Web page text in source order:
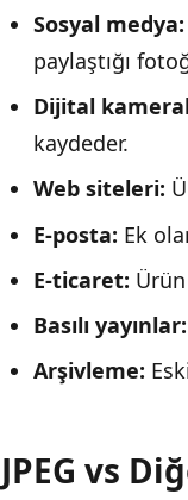
Sosyal medya:
paylaştığı
Dijital
kaydeder.
Web siteleri:
E-posta: Ek
E-ticaret:
Basılı yayınlar:
Arşivleme:
JPEG vs